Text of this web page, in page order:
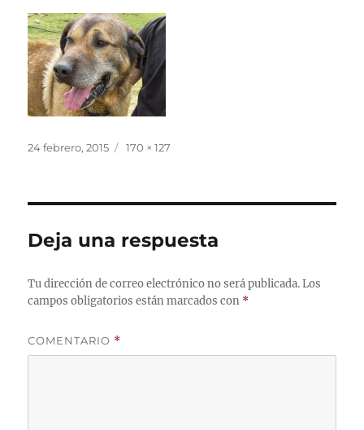
Publicado
24 febrero, 2015
Tamaño
170 × 127
Deja una respuesta
Tu dirección de correo electrónico no será publicada. Los
campos obligatorios están marcados con *
COMENTARIO *